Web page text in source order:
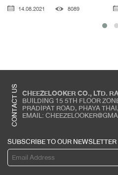
14.08.2021 8089
CONTACT US CHEEZELOOKER CO., LTD.
BUILDING 15 5TH FLOOR
PRADIPAT ROAD, PHAYA
EMAIL:
SUBSCRIBE TO OUR NEWSLETTER